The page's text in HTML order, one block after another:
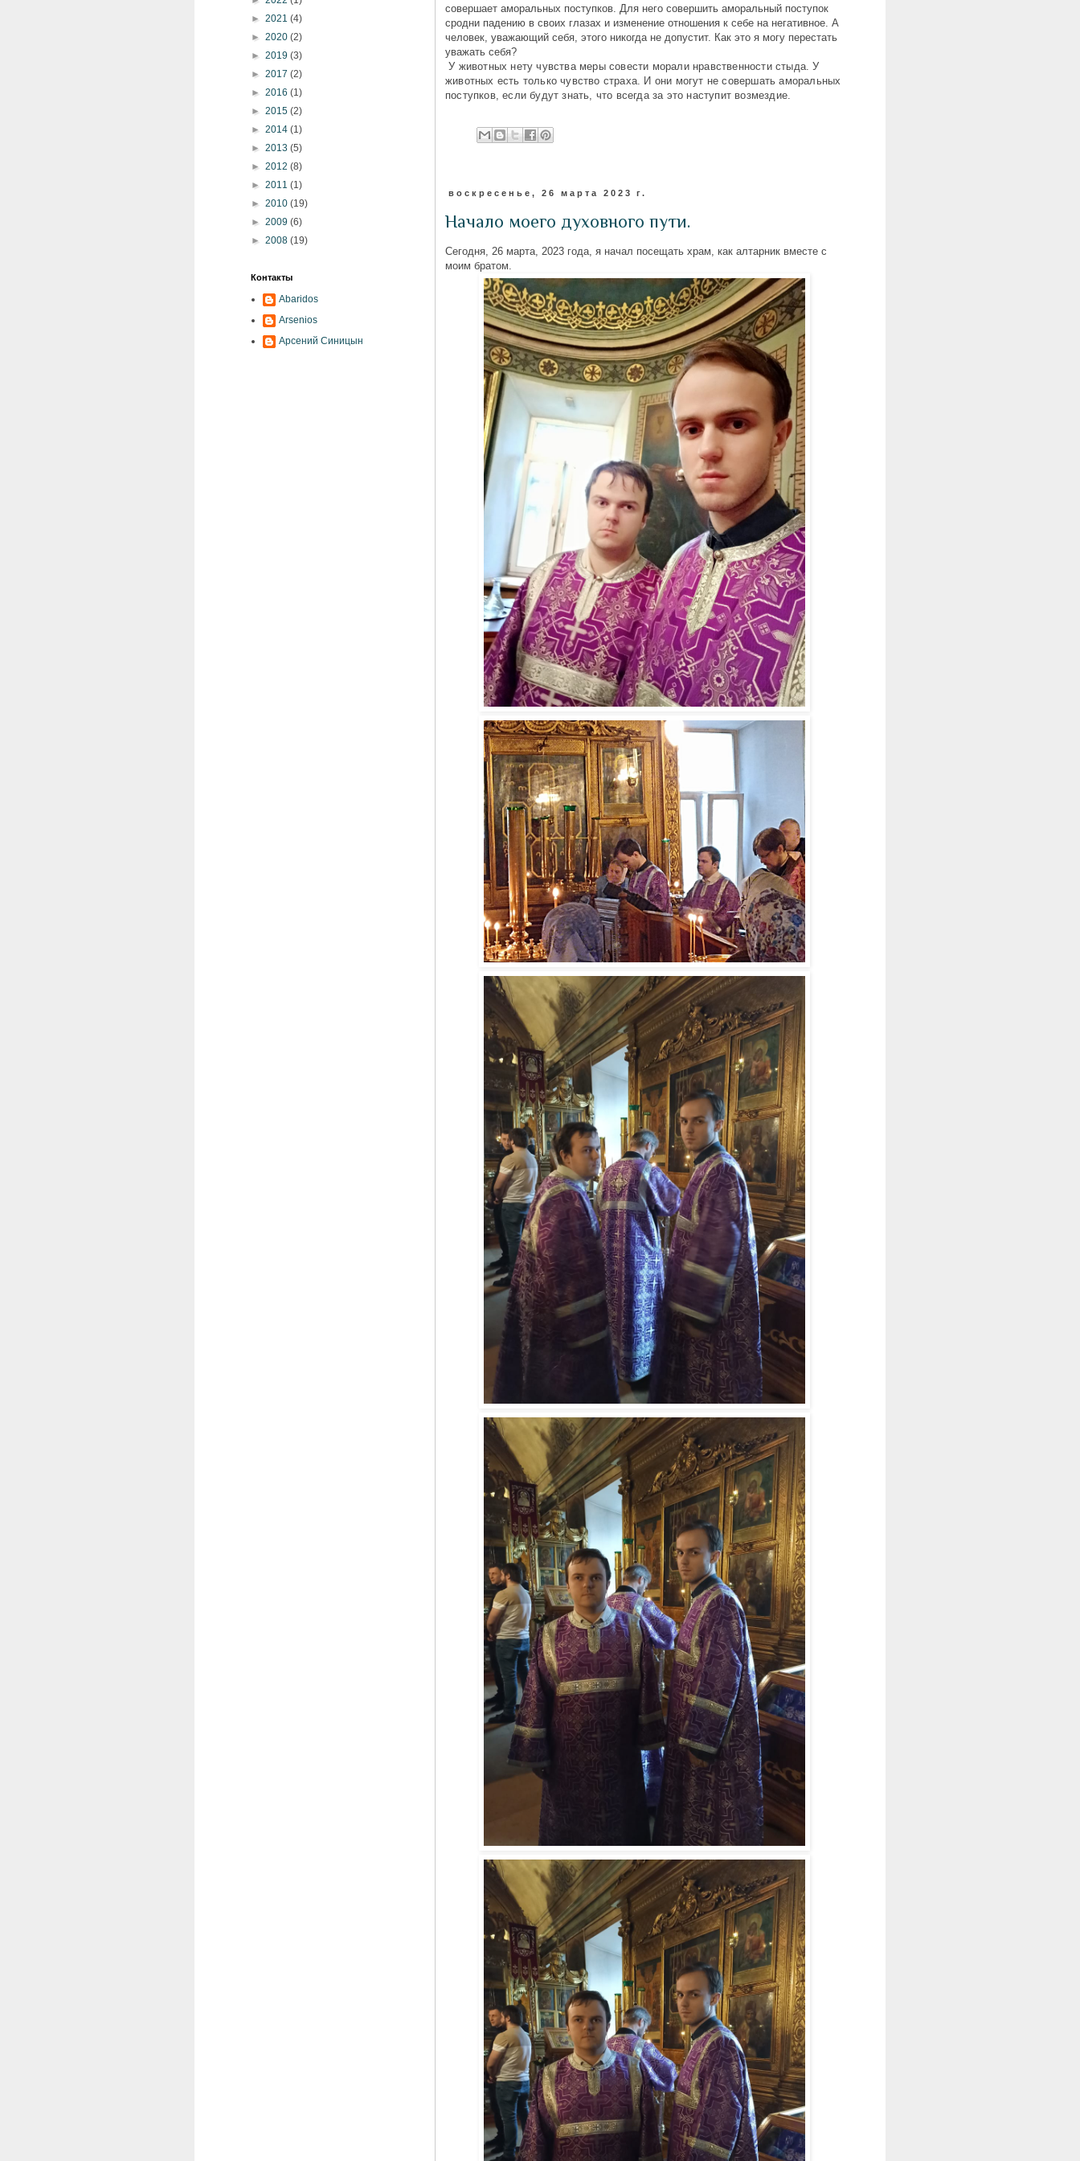
совершает аморальных поступков. Для него совершить аморальный поступок
сродни падению в своих глазах и изменение отношения к себе на негативное. А
человек, уважающий себя, этого никогда не допустит. Как это я могу перестать
уважать себя?
У животных нету чувства меры совести морали нравственности стыда. У
животных есть только чувство страха. И они могут не совершать аморальных
поступков, если будут знать, что всегда за это наступит возмездие.
воскресенье, 26 марта 2023 г.
Начало моего духовного пути.
Сегодня, 26 марта, 2023 года, я начал посещать храм, как алтарник вместе с
моим братом.
► 2021 (4)
► 2020 (2)
► 2019 (3)
► 2017 (2)
► 2016 (1)
► 2015 (2)
► 2014 (1)
► 2013 (5)
► 2012 (8)
► 2011 (1)
► 2010 (19)
► 2009 (6)
► 2008 (19)
Контакты
Abaridos
Arsenios
Арсений Синицын